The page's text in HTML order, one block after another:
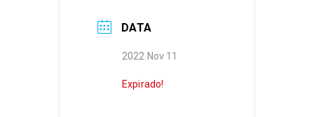
DATA
2022 Nov 11
Expirado!